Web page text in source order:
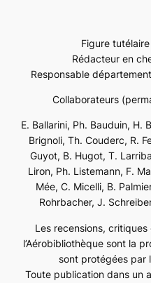
Figure
Rédacteur en
Responsable
Collaborateurs
E. Ballarini, Ph. Bauduin, H.
Brignoli, Th. Couderc, R.
Guyot, B. Hugot, T.
Liron, Ph. Listemann, F.
Mée, C. Micelli, B.
Rohrbacher, J.
Les recensions,
l’Aérobibliothèque sont la
sont protégées par
Toute publication dans un